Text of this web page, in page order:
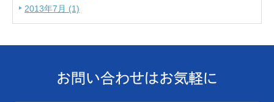
2013年7月 (1)
お問い合わせはお気軽に